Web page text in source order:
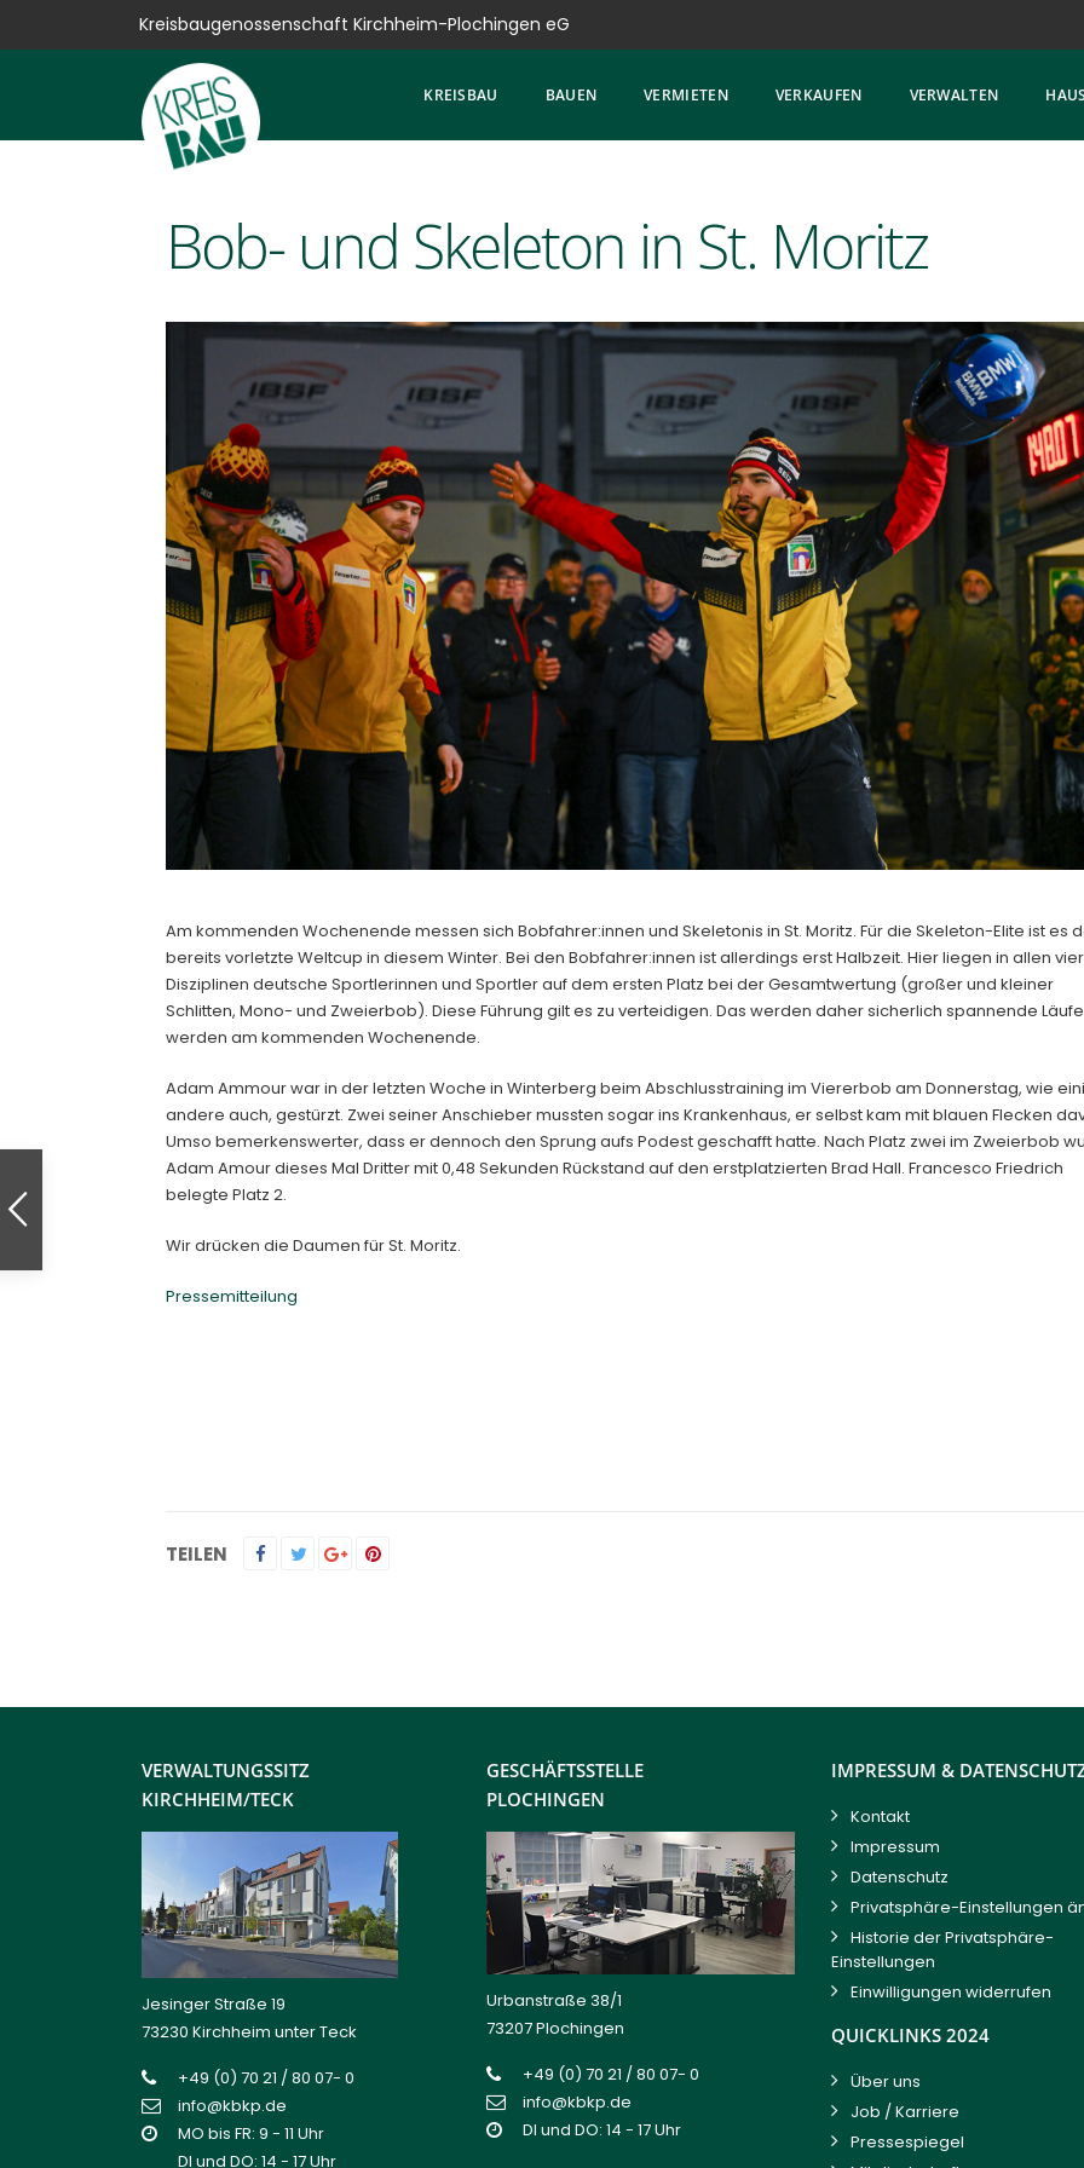
Kreisbaugenossenschaft Kirchheim-Plochingen eG
KREISBAU BAUEN VERMIETEN VERKAUFEN VERWALTEN
Bob- und Skeleton in St. Moritz
Am kommenden Wochenende messen sich Bobfahrer:innen und Skeletonis in St. Moritz. Für die Skeleton-Elite ist es
bereits vorletzte Weltcup in diesem Winter. Bei den Bobfahrer:innen ist allerdings erst Halbzeit. Hier liegen in allen vier
Disziplinen deutsche Sportlerinnen und Sportler auf dem ersten Platz bei der Gesamtwertung (großer und kleiner
Schlitten, Mono- und Zweierbob). Diese Führung gilt es zu verteidigen. Das werden daher sicherlich spannende Läufe
werden am kommenden Wochenende.
Adam Ammour war in der letzten Woche in Winterberg beim Abschlusstraining im Viererbob am Donnerstag, wie
andere auch, gestürzt. Zwei seiner Anschieber mussten sogar ins Krankenhaus, er selbst kam mit blauen Flecken
Umso bemerkenswerter, dass er dennoch den Sprung aufs Podest geschafft hatte. Nach Platz zwei im Zweierbob
Adam Amour dieses Mal Dritter mit 0,48 Sekunden Rückstand auf den erstplatzierten Brad Hall. Francesco Friedrich
belegte Platz 2.
Wir drücken die Daumen für St. Moritz.
Pressemitteilung
TEILEN
VERWALTUNGSSITZ
KIRCHHEIM/TECK
Jesinger Straße 19
73230 Kirchheim unter Teck
+49 (0) 70 21 / 80 07- 0
info@kbkp.de
MO bis FR: 9 - 11 Uhr
DI und DO: 14 - 17 Uhr
GESCHÄFTSSTELLE
PLOCHINGEN
Urbanstraße 38/1
73207 Plochingen
+49 (0) 70 21 / 80 07- 0
info@kbkp.de
DI und DO: 14 - 17 Uhr
IMPRESSUM &
Kontakt
Impressum
Datenschutz
Privatsphäre-Einstellungen
Historie der Privatsphäre-
Einstellungen
Einwilligungen widerrufen
QUICKLINKS 2024
Über uns
Job / Karriere
Pressespiegel